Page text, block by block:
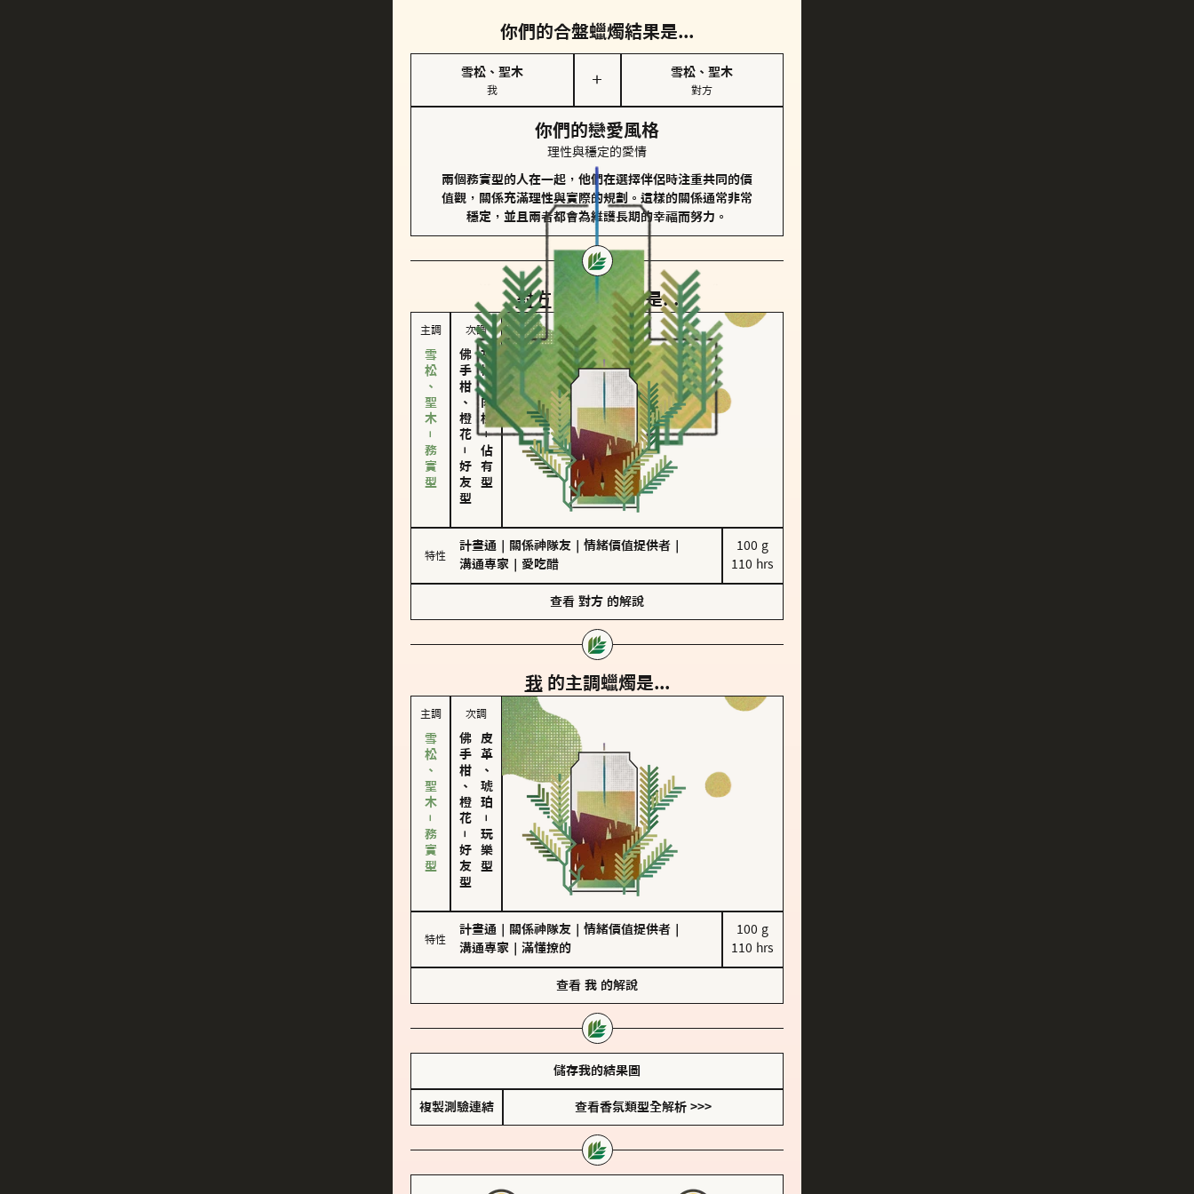
你們的合盤蠟燭結果是...
雪松、聖木
我
＋
雪松、聖木
對方
你們的戀愛風格
理性與穩定的愛情
兩個務實型的人在一起，他們在選擇伴侶時注重共同的價
值觀，關係充滿理性與實際的規劃。這樣的關係通常非常
穩定，並且兩者都會為維護長期的幸福而努力。
對方 的主調蠟燭是...
主調
雪松、聖木－務實型
次調
佛手柑、橙花
－
好友型
胡椒、肉桂
－
佔有型
特性
計畫通 關係神隊友 情緒價值提供者
溝通專家
愛吃醋
100 g
110 hrs
查看 對方 的解說
我 的主調蠟燭是...
主調
雪松、聖木－務實型
次調
佛手柑、橙花
－
好友型
皮革、琥珀
－
玩樂型
特性
計畫通 關係神隊友 情緒價值提供者
溝通專家
滿懂撩的
100 g
110 hrs
查看 我 的解說
儲存我的結果圖
複製測驗連結 查看香氛類型全解析 >>>